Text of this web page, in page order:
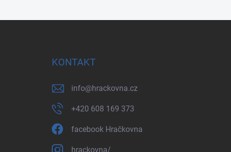
KONTAKT
info@hrackovna.cz
+420 608 169 373
facebook Hračkovna
hrackovna/